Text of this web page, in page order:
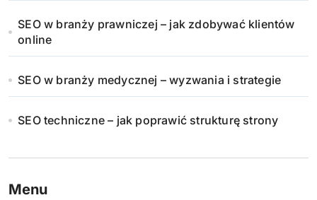
SEO w branży prawniczej – jak zdobywać klientów
online
SEO w branży medycznej – wyzwania i strategie
SEO techniczne – jak poprawić strukturę strony
Menu